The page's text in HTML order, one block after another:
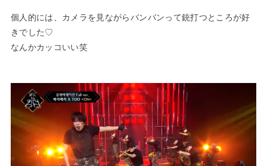
個人的には、カメラを見ながらバンバンって銃打つところが好
きでした♡
なんかカッコいい笑